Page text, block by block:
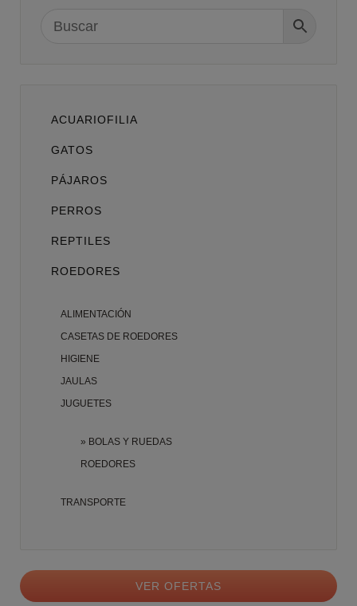
ACUARIOFILIA
GATOS
PÁJAROS
PERROS
REPTILES
ROEDORES
ALIMENTACIÓN
CASETAS DE ROEDORES
HIGIENE
JAULAS
JUGUETES
BOLAS Y RUEDAS
ROEDORES
TRANSPORTE
VER OFERTAS